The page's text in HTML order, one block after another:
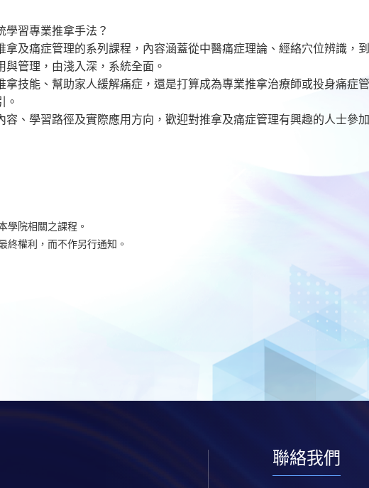
學習專業推拿手法？
拿及痛症管理的系列課程，內容涵蓋從中醫痛症理論、經絡穴位辨識，
管理，由淺入深，系統全面。
拿技能、幫助家人緩解痛症，還是打算成為專業推拿治療師或投身痛症
。
、學習路徑及實際應用方向，歡迎對推拿及痛症管理有興趣的人士參加
學院相關之課程。
終權利，而不作另行通知。
聯絡我們